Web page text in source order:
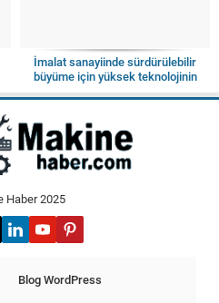
İmalat sanayiinde sürdürülebilir
büyüme için yüksek teknolojinin
payını artırmalıyız
Haber 2025
Blog WordPress